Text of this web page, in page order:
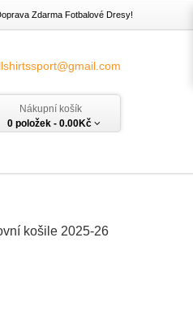
Zdarma Fotbalové Dresy!
Nákupní košík
0 položek - 0.00Kč
košile 2025-26